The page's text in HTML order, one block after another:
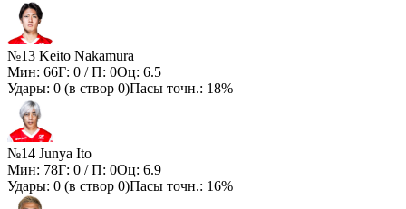
№13 Keito Nakamura
Мин: 66Г: 0 / П: 0Оц: 6.5
Удары: 0 (в створ 0)Пасы точн.: 18%
№14 Junya Ito
Мин: 78Г: 0 / П: 0Оц: 6.9
Удары: 0 (в створ 0)Пасы точн.: 16%